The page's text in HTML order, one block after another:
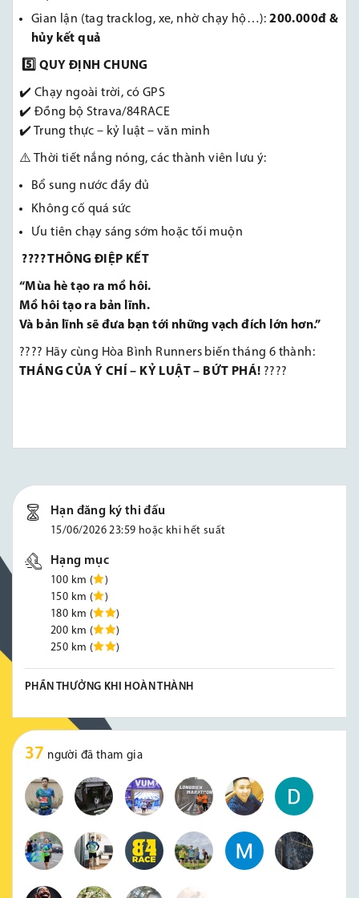
Gian lận (tag tracklog, xe, nhờ chạy hộ…):200.000đ &
hủy kết quả
5️ ⃣ QUY ĐỊNH CHUNG
✔️ Chạy ngoài trời, có GPS
✔️ Đồng bộ Strava/84RACE
✔️ Trung thực – kỷ luật – văn minh
⚠️ Thời tiết nắng nóng, các thành viên lưu ý:
Bổ sung nước đầy đủ
Không cố quá sức
Ưu tiên chạy sáng sớm hoặc tối muộn
???? THÔNG ĐIỆP KẾT
“Mùa hè tạo ra mồ hôi.
Mồ hôi tạo ra bản lĩnh.
Và bản lĩnh sẽ đưa bạn tới những vạch đích lớn hơn.”
???? Hãy cùng Hòa Bình Runners biến tháng 6 thành:
THÁNG CỦA Ý CHÍ – KỶ LUẬT – BỨT PHÁ! ????
Hạn đăng ký thi đấu
15/06/2026 23:59 hoặc khi hết suất
Hạng mục
100 km (
)
150 km (
)
180 km (
)
200 km (
)
250 km (
)
PHẦN THƯỞNG KHI HOÀN THÀNH
37 người đã tham gia